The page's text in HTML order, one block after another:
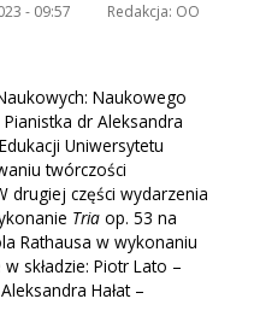
- 09:57 Redakcja: OO
Naukowego
dr Aleksandra
Uniwersytetu
twórczości
drugiej części wydarzenia
Tria op. 53 na
Rathausa w wykonaniu
składzie: Piotr Lato –
Hałat –